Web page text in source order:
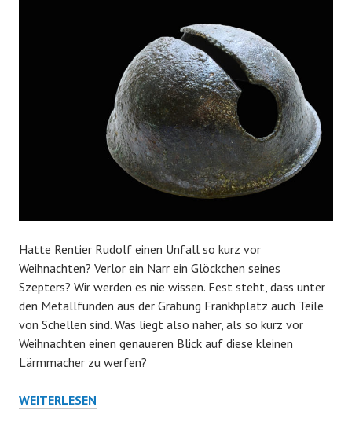
Hatte Rentier Rudolf einen Unfall so kurz vor
Weihnachten? Verlor ein Narr ein Glöckchen seines
Szepters? Wir werden es nie wissen. Fest steht, dass unter
den Metallfunden aus der Grabung Frankhplatz auch Teile
von Schellen sind. Was liegt also näher, als so kurz vor
Weihnachten einen genaueren Blick auf diese kleinen
Lärmmacher zu werfen?
JINGLE
WEITERLESEN